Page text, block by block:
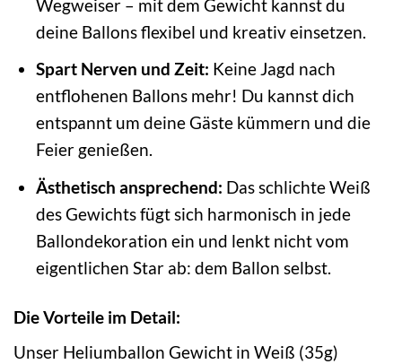
Wegweiser – mit dem Gewicht kannst du
deine Ballons flexibel und kreativ einsetzen.
Spart Nerven und Zeit: Keine Jagd nach
entflohenen Ballons mehr! Du kannst dich
entspannt um deine Gäste kümmern und die
Feier genießen.
Ästhetisch ansprechend: Das schlichte Weiß
des Gewichts fügt sich harmonisch in jede
Ballondekoration ein und lenkt nicht vom
eigentlichen Star ab: dem Ballon selbst.
Die Vorteile im Detail:
Unser Heliumballon Gewicht in Weiß (35g)